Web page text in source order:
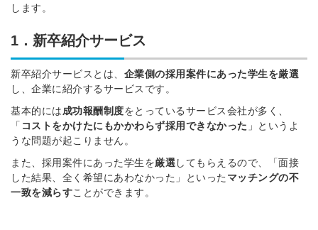
します。
1．新卒紹介サービス
新卒紹介サービスとは、 企業側の採用案件にあった学生を厳選
し、企業に紹介するサービスです。
基本的には成功報酬制度をとっているサービス会社が多く、
「 コストをかけたにもかかわらず採用できなかった 」というよ
うな問題が起こりません。
また、採用案件にあった学生を厳選 してもらえるので、「面接
した結果、全く希望にあわなかった」といった マッチングの不
一致を減らすことができます。